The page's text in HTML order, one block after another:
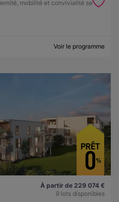
mobilité et convivialité se
Voir le programme
À partir de 229 074 €
9 lots disponibles